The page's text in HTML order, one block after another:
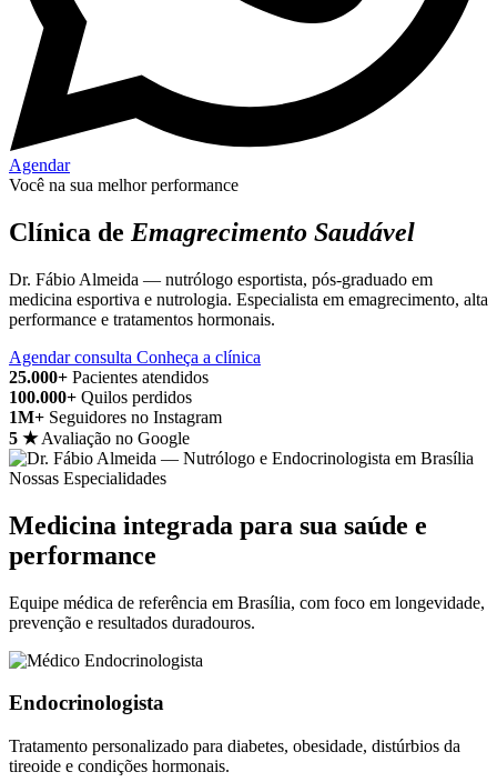
Agendar
Você na sua melhor performance
Clínica de Emagrecimento Saudável
Dr. Fábio Almeida — nutrólogo esportista, pós-graduado em
medicina esportiva e nutrologia. Especialista em emagrecimento, alta
performance e tratamentos hormonais.
Agendar consulta Conheça a clínica
25.000+ Pacientes atendidos
100.000+ Quilos perdidos
1M+ Seguidores no Instagram
5 ★ Avaliação no Google
Nossas Especialidades
Medicina integrada para sua saúde e
performance
Equipe médica de referência em Brasília, com foco em longevidade,
prevenção e resultados duradouros.
Endocrinologista
Tratamento personalizado para diabetes, obesidade, distúrbios da
tireoide e condições hormonais.